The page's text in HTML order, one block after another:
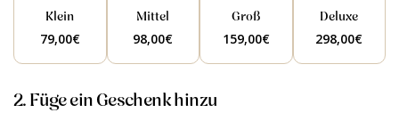
Klein
79,00€
Mittel
98,00€
Groß
159,00€
Deluxe
298,00€
2. Füge ein Geschenk hinzu